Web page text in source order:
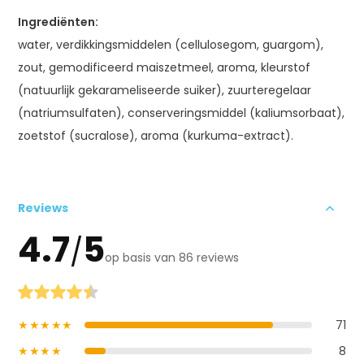
Ingrediënten:
water, verdikkingsmiddelen (cellulosegom, guargom),
zout, gemodificeerd maiszetmeel, aroma, kleurstof
(natuurlijk gekarameliseerde suiker), zuurteregelaar
(natriumsulfaten), conserveringsmiddel (kaliumsorbaat),
zoetstof (sucralose), aroma (kurkuma-extract).
Reviews
4.7/5op basis van 86 reviews
★★★★★
71
★★★★
8